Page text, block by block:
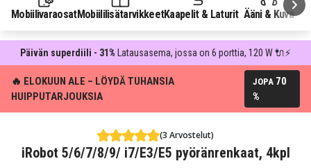
MobiilivaraosatMobiililisätarvikkeetKaapelit & Laturit Ääni & Kuva
Päivän superdiili - 31% Latausasema, jossa on 6 porttia, 120 W 🔌⚡
🔥 ELOKUUN ALE – LÖYDÄ TUHANSIA
HUIPPUTARJOUKSIA
JOPA 70
%
(3 Arvostelut)
iRobot 5/6/7/8/9/ i7/E3/E5 pyöränrenkaat, 4kpl